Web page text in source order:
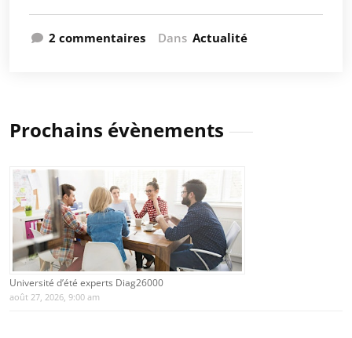
2 commentaires Dans Actualité
Prochains évènements
Université d’été experts Diag26000
août 27, 2026, 9:00 am